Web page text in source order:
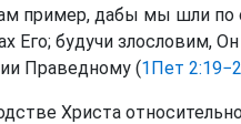
пример, дабы мы шли по
Его; будучи злословим,
Праведному (1Пет
Христа